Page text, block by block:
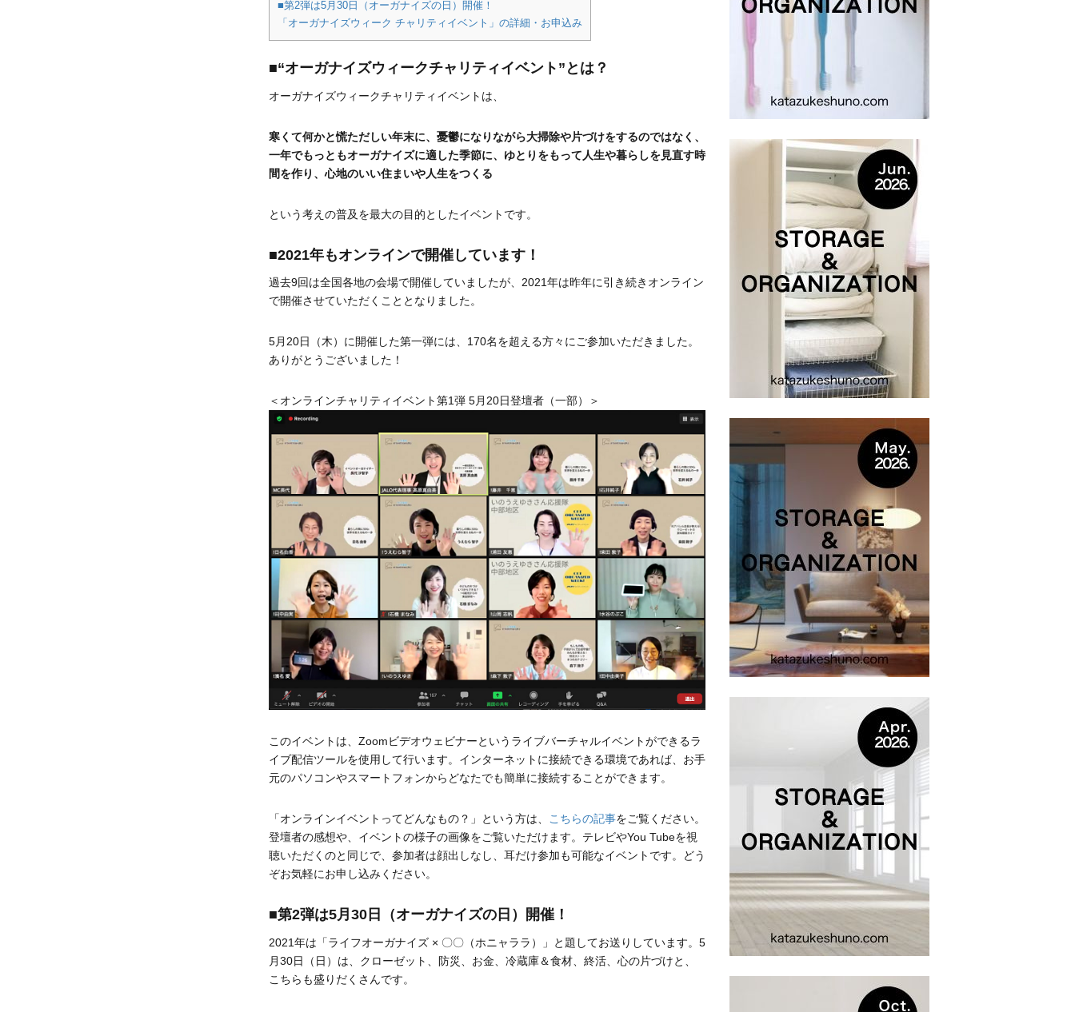
■第2弾は5月30日（オーガナイズの日）開催！
「オーガナイズウィーク チャリティイベント」の詳細・お申込み
■“オーガナイズウィークチャリティイベント”とは？
オーガナイズウィークチャリティイベントは、
寒くて何かと慌ただしい年末に、憂鬱になりながら大掃除や片づけをするのではなく、
一年でもっともオーガナイズに適した季節に、ゆとりをもって人生や暮らしを見直す時
間を作り、心地のいい住まいや人生をつくる
という考えの普及を最大の目的としたイベントです。
■2021年もオンラインで開催しています！
過去9回は全国各地の会場で開催していましたが、2021年は昨年に引き続きオンライン
で開催させていただくこととなりました。
5月20日（木）に開催した第一弾には、170名を超える方々にご参加いただきました。
ありがとうございました！
＜オンラインチャリティイベント第1弾 5月20日登壇者（一部）＞
このイベントは、Zoomビデオウェビナーというライブバーチャルイベントができるラ
イブ配信ツールを使用して行います。インターネットに接続できる環境であれば、お手
元のパソコンやスマートフォンからどなたでも簡単に接続することができます。
「オンラインイベントってどんなもの？」という方は、 こちらの記事をご覧ください。
登壇者の感想や、イベントの様子の画像をご覧いただけます。テレビやYou Tubeを視
聴いただくのと同じで、参加者は顔出しなし、耳だけ参加も可能なイベントです。どう
ぞお気軽にお申し込みください。
■第2弾は5月30日（オーガナイズの日）開催！
2021年は「ライフオーガナイズ × 〇〇（ホニャララ）」と題してお送りしています。5
月30日（日）は、クローゼット、防災、お金、冷蔵庫＆食材、終活、心の片づけと、
こちらも盛りだくさんです。